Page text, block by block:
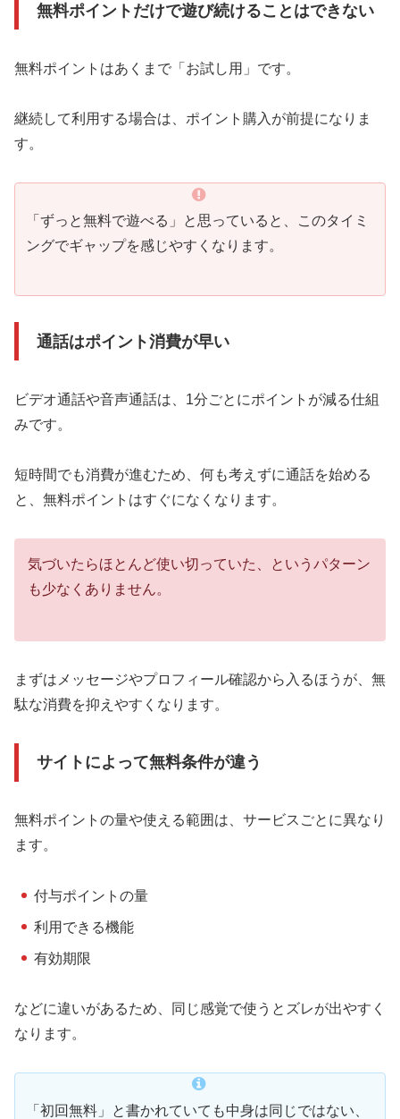
無料ポイントだけで遊び続けることはできない
無料ポイントはあくまで「お試し用」です。
継続して利用する場合は、ポイント購入が前提になりま
す。
「ずっと無料で遊べる」と思っていると、このタイミ
ングでギャップを感じやすくなります。
通話はポイント消費が早い
ビデオ通話や音声通話は、1分ごとにポイントが減る仕組
みです。
短時間でも消費が進むため、何も考えずに通話を始める
と、無料ポイントはすぐになくなります。
気づいたらほとんど使い切っていた、というパターン
も少なくありません。
まずはメッセージやプロフィール確認から入るほうが、無
駄な消費を抑えやすくなります。
サイトによって無料条件が違う
無料ポイントの量や使える範囲は、サービスごとに異なり
ます。
付与ポイントの量
利用できる機能
有効期限
などに違いがあるため、同じ感覚で使うとズレが出やすく
なります。
「初回無料」と書かれていても中身は同じではない、